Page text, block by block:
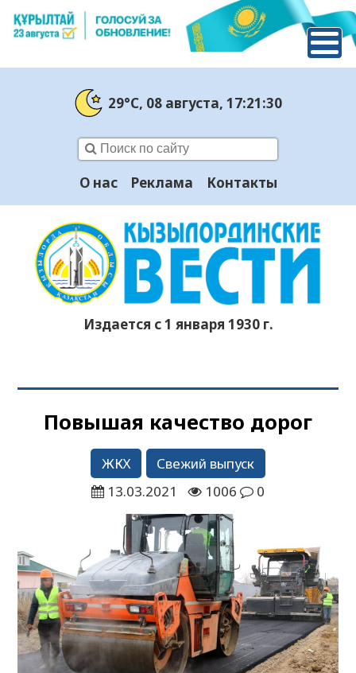
29°C, 08 августа, 17:21:31
О нас Реклама Контакты
Издается с 1 января 1930 г.
Повышая качество дорог
ЖКХ
Свежий выпуск
13.03.2021
1006 0